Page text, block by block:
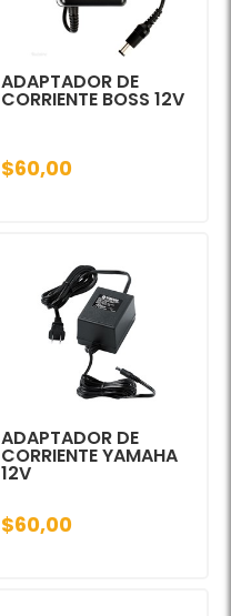
ADAPTADOR DE
CORRIENTE BOSS 12V
$60,00
ADAPTADOR DE
CORRIENTE YAMAHA
12V
$60,00